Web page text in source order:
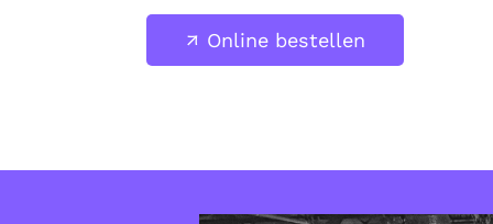
Online bestellen